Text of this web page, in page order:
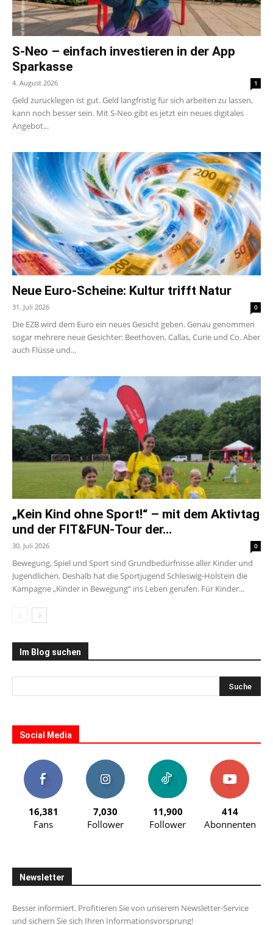
S-Neo – einfach investieren in der App
Sparkasse
4. August 2026 1
Geld zurücklegen ist gut. Geld langfristig für sich arbeiten zu lassen,
kann noch besser sein. Mit S-Neo gibt es jetzt ein neues digitales
Angebot...
Neue Euro-Scheine: Kultur trifft Natur
31. Juli 2026 0
Die EZB wird dem Euro ein neues Gesicht geben. Genau genommen
sogar mehrere neue Gesichter: Beethoven, Callas, Curie und Co. Aber
auch Flüsse und...
„Kein Kind ohne Sport!“ – mit dem Aktivtag
und der FIT&FUN-Tour der...
30. Juli 2026 0
Bewegung, Spiel und Sport sind Grundbedürfnisse aller Kinder und
Jugendlichen. Deshalb hat die Sportjugend Schleswig-Holstein die
Kampagne „Kinder in Bewegung“ ins Leben gerufen. Für Kinder...
Im Blog suchen
Social Media
16,381
Fans
7,030
Follower
11,900
Follower
414
Abonnenten
Newsletter
Besser informiert. Profitieren Sie von unserem Newsletter-Service
und sichern Sie sich Ihren Informationsvorsprung!